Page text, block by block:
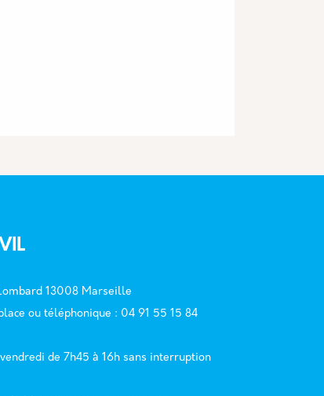
13008 Marseille
ou téléphonique : 04 91 55 15 84
de 7h45 à 16h sans interruption